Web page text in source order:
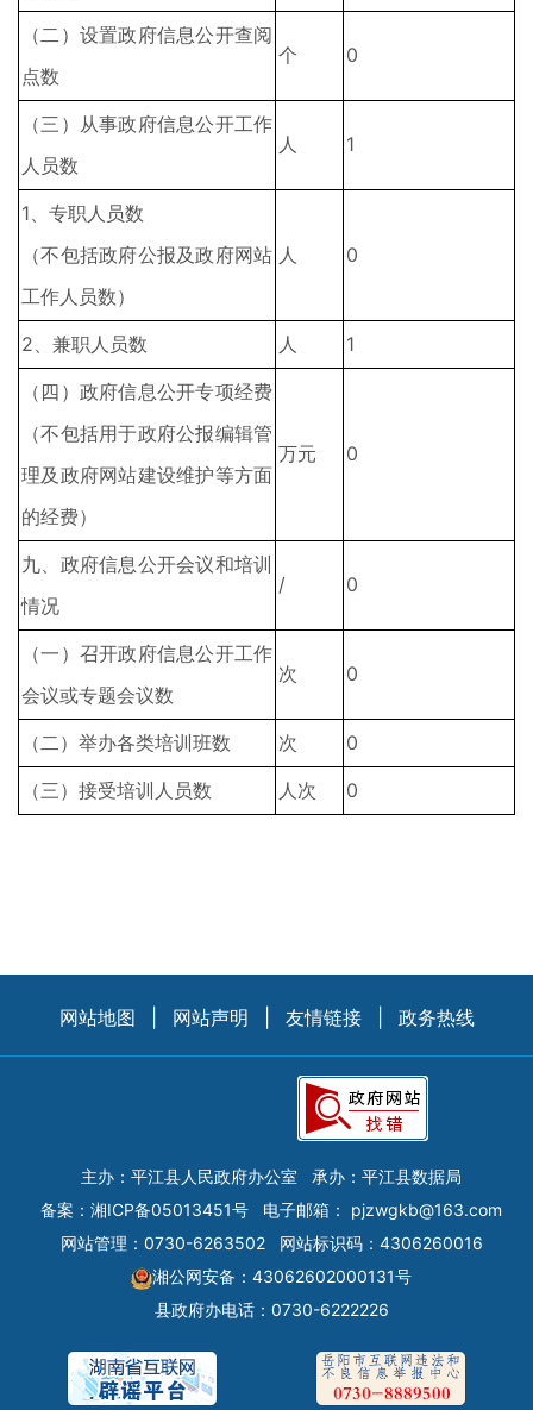
（二）设置政府信息公开查阅
点数
个 0
（三）从事政府信息公开工作
人员数
人 1
1、专职人员数
（不包括政府公报及政府网站
工作人员数）
人 0
2、兼职人员数 人
1
（四）政府信息公开专项经费
（不包括用于政府公报编辑管
理及政府网站建设维护等方面
的经费）
万元 0
九、政府信息公开会议和培训
情况
/ 0
（一）召开政府信息公开工作
会议或专题会议数
次 0
（二）举办各类培训班数 次
0
（三）接受培训人员数
人次 0
网站地图 网站声明 友情链接 政务热线
主办：平江县人民政府办公室
承办：平江县数据局
备案： 湘ICP备05013451号 电子邮箱： pjzwgkb@163.com
网站管理：0730-6263502
网站标识码：4306260016
湘公网安备：43062602000131号
县政府办电话：0730-6222226